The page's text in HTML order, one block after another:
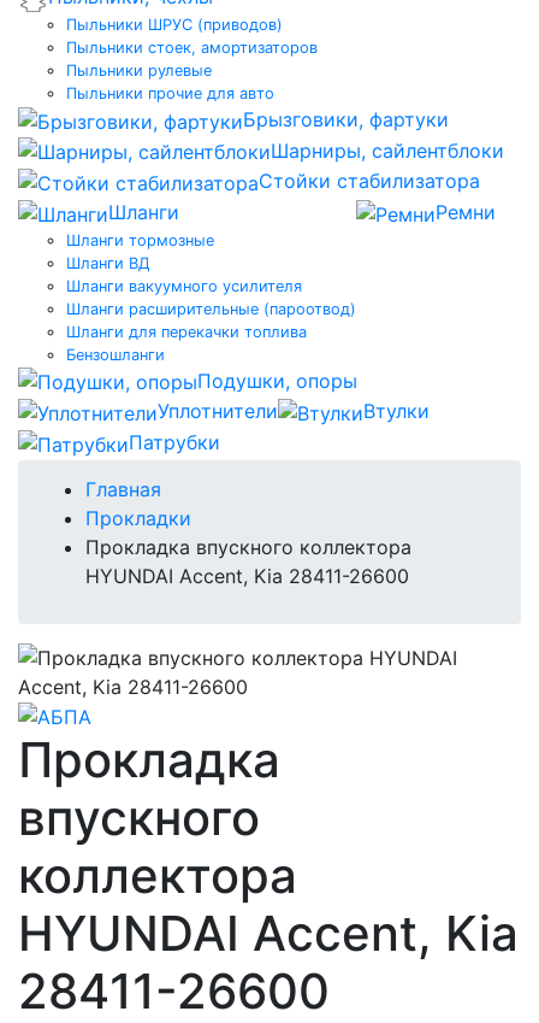
Пыльники ШРУС (приводов)
Пыльники стоек, амортизаторов
Пыльники рулевые
Пыльники прочие для авто
Брызговики, фартуки
Шарниры, сайлентблоки
Стойки стабилизатора
Шланги
Шланги тормозные
Шланги ВД
Шланги вакуумного усилителя
Шланги расширительные (пароотвод)
Шланги для перекачки топлива
Бензошланги
Ремни
Подушки, опоры
Уплотнители
Втулки
Патрубки
Главная
Прокладки
Прокладка впускного коллектора
HYUNDAI Accent, Kia 28411-26600
Прокладка
впускного
коллектора
HYUNDAI Accent, Kia
28411-26600